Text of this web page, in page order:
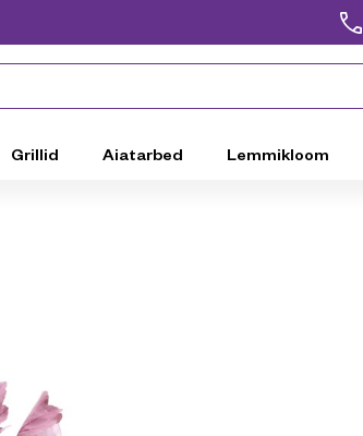
Grillid Aiatarbed Lemmikloom